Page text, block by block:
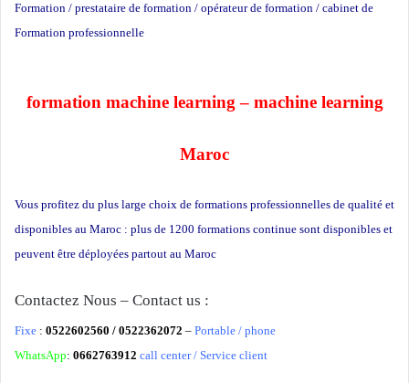
Formation / prestataire de formation / opérateur de formation / cabinet de
Formation professionnelle
formation machine learning – machine learning
Maroc
Vous profitez du plus large choix de formations professionnelles de qualité et
disponibles au Maroc : plus de 1200 formations continue sont disponibles et
peuvent être déployées partout au Maroc
Contactez Nous – Contact us :
Fixe : 0522602560 / 0522362072 – Portable / phone
WhatsApp: 0662763912 call center / Service client